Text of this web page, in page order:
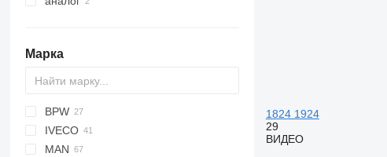
Марка
BM
HD
BPW
CF
LF
X series
IVECO
EuroCargo
NQR
MAN
1824 1924
29
ВИДЕО